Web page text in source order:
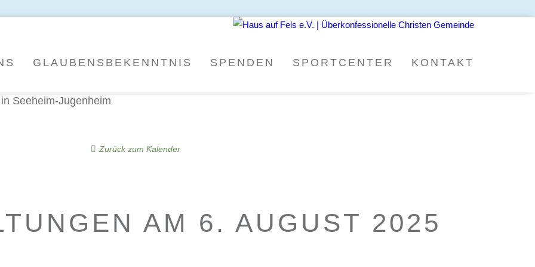
GLAU­BENS­BE­KENNT­NIS SPEN­DEN SPORT­CEN­TER KON­TAKT
Zurück zum Kalender
AM 6. AUGUST 2025